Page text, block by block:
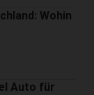
Wohin
Auto für